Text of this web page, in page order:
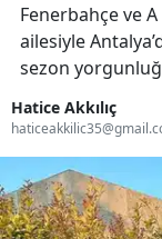
Fenerbahçe ve A
ailesiyle
sezon
Hatice Akkılıç